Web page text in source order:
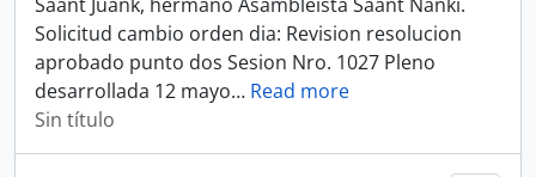
Solicitud cambio orden dia: Revision resolucion
aprobado punto dos Sesion Nro. 1027 Pleno
desarrollada 12 mayo… Read more
Sin título